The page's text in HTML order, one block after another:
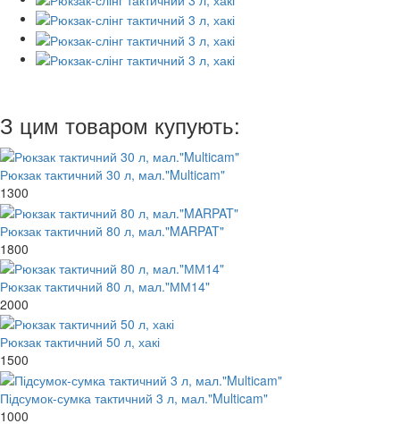
З цим товаром купують:
Рюкзак тактичний 30 л, мал."Multicam"
1300
Рюкзак тактичний 80 л, мал."MARPAT"
1800
Рюкзак тактичний 80 л, мал."ММ14"
2000
Рюкзак тактичний 50 л, хакі
1500
Підсумок-сумка тактичний 3 л, мал."Multicam"
1000